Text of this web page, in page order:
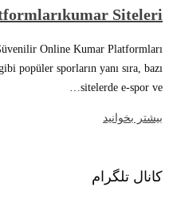
Siteleri
Online Kumar Platformları
popüler sporların yanı sıra, bazı
sitelerde e-spor ve…
بیشتر بخوانید
کانال تلگرام